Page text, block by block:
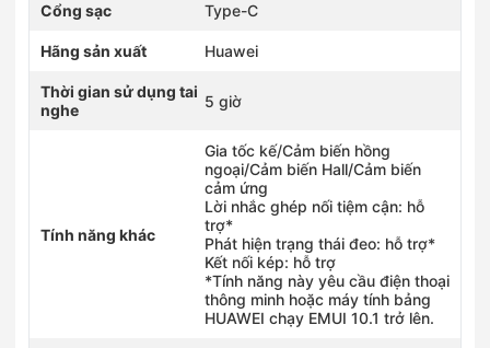
Cổng sạc Type-C
Hãng sản xuất Huawei
Thời gian sử dụng tai
nghe
5 giờ
Tính năng khác
Gia tốc kế/Cảm biến hồng
ngoại/Cảm biến Hall/Cảm biến
cảm ứng
Lời nhắc ghép nối tiệm cận: hỗ
trợ*
Phát hiện trạng thái đeo: hỗ trợ*
Kết nối kép: hỗ trợ
*Tính năng này yêu cầu điện thoại
thông minh hoặc máy tính bảng
HUAWEI chạy EMUI 10.1 trở lên.